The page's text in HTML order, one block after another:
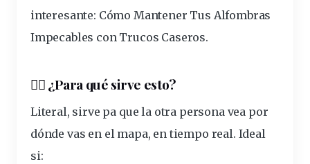
interesante: Cómo Mantener Tus Alfombras
Impecables con Trucos Caseros.
🚶‍♀️ ¿Para quésirve esto?
Literal, sirve pa que la otra persona vea por
dónde vas en el mapa, en tiempo real. Ideal
si: